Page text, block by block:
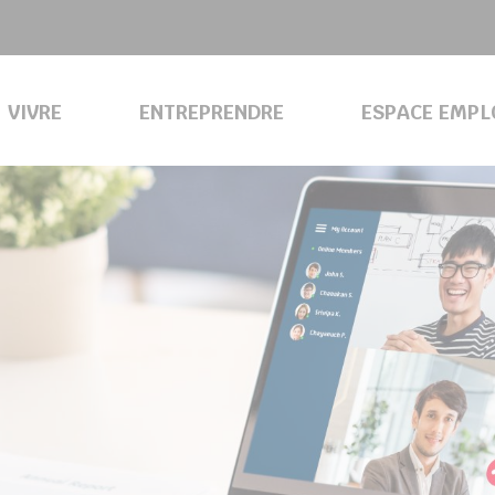
VIVRE ENTREPRENDRE ESPACE